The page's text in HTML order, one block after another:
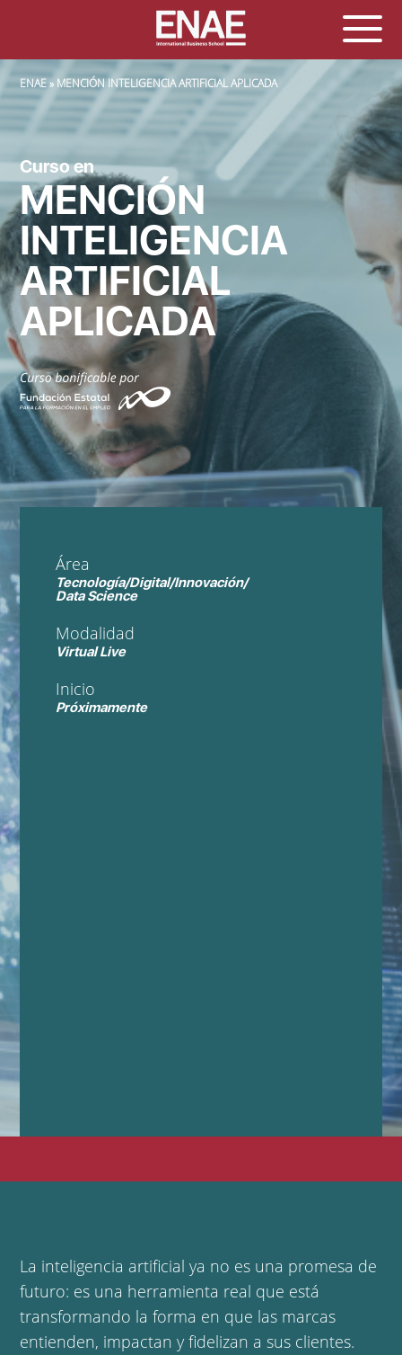
SOBRESCRIBIR ENLACES DE AYUDA A LA NAVEGACIÓN
ENAE MENCIÓN INTELIGENCIA ARTIFICIAL APLICADA
Curso en
MENCIÓN
INTELIGENCIA
ARTIFICIAL
APLICADA
Área
Tecnología/Digital/Innovación/
Data Science
Modalidad
Virtual Live
Inicio
Próximamente
La inteligencia artificial ya no es una promesa de
futuro: es una herramienta real que está
transformando la forma en que las marcas
entienden, impactan y fidelizan a sus clientes.